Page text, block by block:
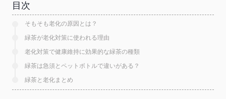
目次
そもそも老化の原因とは？
緑茶が老化対策に使われる理由
老化対策で健康維持に効果的な緑茶の種類
緑茶は急須とペットボトルで違いがある？
緑茶と老化まとめ